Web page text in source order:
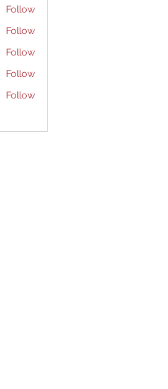
Follow
Follow
Follow
Follow
Follow